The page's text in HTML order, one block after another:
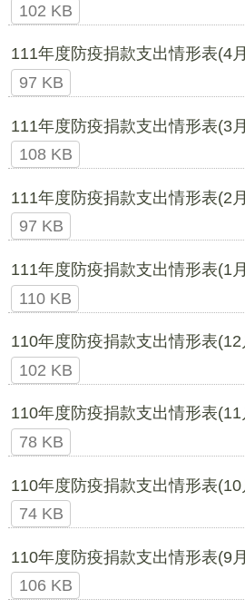
102 KB
111年度防疫捐款支出情形表(4
97 KB
111年度防疫捐款支出情形表(3
108 KB
111年度防疫捐款支出情形表(2
97 KB
111年度防疫捐款支出情形表(1
110 KB
110年度防疫捐款支出情形表
102 KB
110年度防疫捐款支出情形表
78 KB
110年度防疫捐款支出情形表
74 KB
110年度防疫捐款支出情形表(9
106 KB